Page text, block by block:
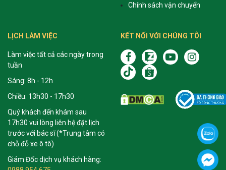
Chính sách vận chuyển
LỊCH LÀM VIỆC
Làm việc tất cả các ngày trong
tuần
Sáng: 8h - 12h
Chiều: 13h30 - 17h30
Quý khách đến khám sau
17h30 vui lòng liên hệ đặt lịch
trước với bác sĩ (*Trung tâm có
chỗ đỗ xe ô tô)
Giám Đốc dịch vụ khách hàng:
KẾT NỐI VỚI CHÚNG TÔI